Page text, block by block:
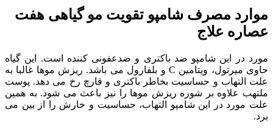
موارد مصرف شامپو تقویت مو گیاهی هفت
عصاره علاج
مورد در این شامپو ضد باکتری و ضدعفونی کننده است. این گیاه
حاوی میرتول، ویتامین C و بلفارول می باشد. ریزش موها غالبا به
علت التهاب و حساسیت بخاطر باکتری و قارچ رخ می دهد. پوست
ملتهب علاوه بر شوره ریزش موها را نیز باعث می شود. به همین
علت مورد در این شامپو التهاب، حساسیت و خارش را از بین می
برد.